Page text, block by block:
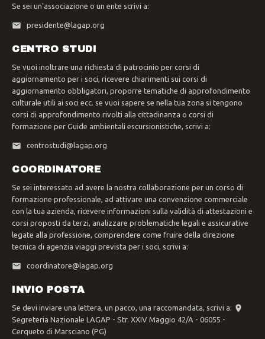
Se sei un'associazione o un ente scrivi a:
presidente@lagap.org
CENTRO STUDI
Se vuoi inoltrare una richiesta di patrocinio per corsi di
aggiornamento per i soci, ricevere chiarimenti sui corsi di
aggiornamento obbligatori, proporre tematiche di approfondimento
culturale utili ai soci ecc. se vuoi sapere se nella tua zona si tengono
corsi di approfondimento rivolti alla cittadinanza o corsi di
formazione per Guide ambientali escursionistiche, scrivi a:
centrostudi@lagap.org
COORDINATORE
Se sei interessato ad avere la nostra collaborazione per un corso di
formazione professionale, ad attivare una convenzione commerciale
con la tua azienda, ricevere informazioni sulla validità di attestazioni e
corsi proposti da terzi, analizzare problematiche legali e assicurative
legate alla professione, comprendere come fruire della direzione
tecnica di agenzia viaggi prevista per i soci, scrivi a:
coordinatore@lagap.org
INVIO POSTA
Se devi inviare una lettera, un pacco, una raccomandata, scrivi a:
Segreteria Nazionale LAGAP - Str. XXIV Maggio 42/A - 06055 -
Cerqueto di Marsciano (PG)